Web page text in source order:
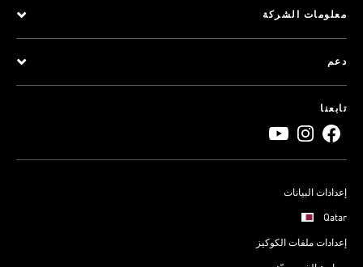
معلومات الشركة
دعم
تابعنا
إعدادات البيانات
Qatar
إعدادات ملفات الكوكيز